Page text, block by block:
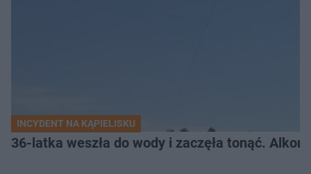
INCYDENT NA KĄPIELISKU
36-latka weszła do wody i zaczęła tonąć.